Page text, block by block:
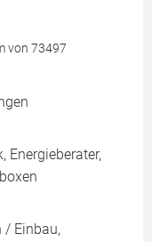
von 73497
Energieberater,
/ Einbau,